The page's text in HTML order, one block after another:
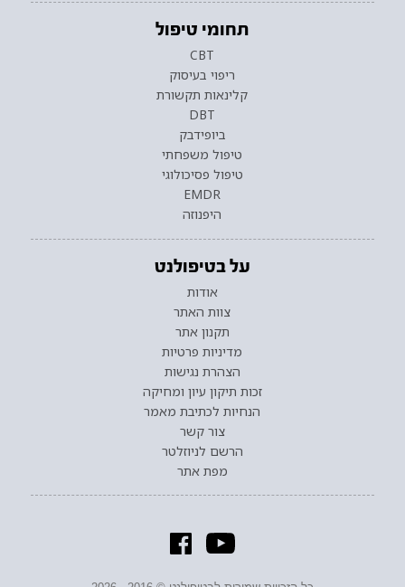
תחומי טיפול
CBT
ריפוי בעיסוק
קלינאות תקשורת
DBT
ביופידבק
טיפול משפחתי
טיפול פסיכולוגי
EMDR
היפנוזה
על בטיפולנט
אודות
צוות האתר
תקנון אתר
מדיניות פרטיות
הצהרת נגישות
זכות תיקון עיון ומחיקה
הנחיות לכתיבת מאמר
צור קשר
הרשם לניוזלטר
מפת אתר